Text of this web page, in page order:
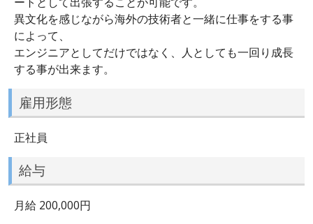
異文化を感じながら海外の技術者と一緒に仕事をする事
によって、
エンジニアとしてだけではなく、人としても一回り成長
する事が出来ます。
雇用形態
正社員
給与
月給 200,000円